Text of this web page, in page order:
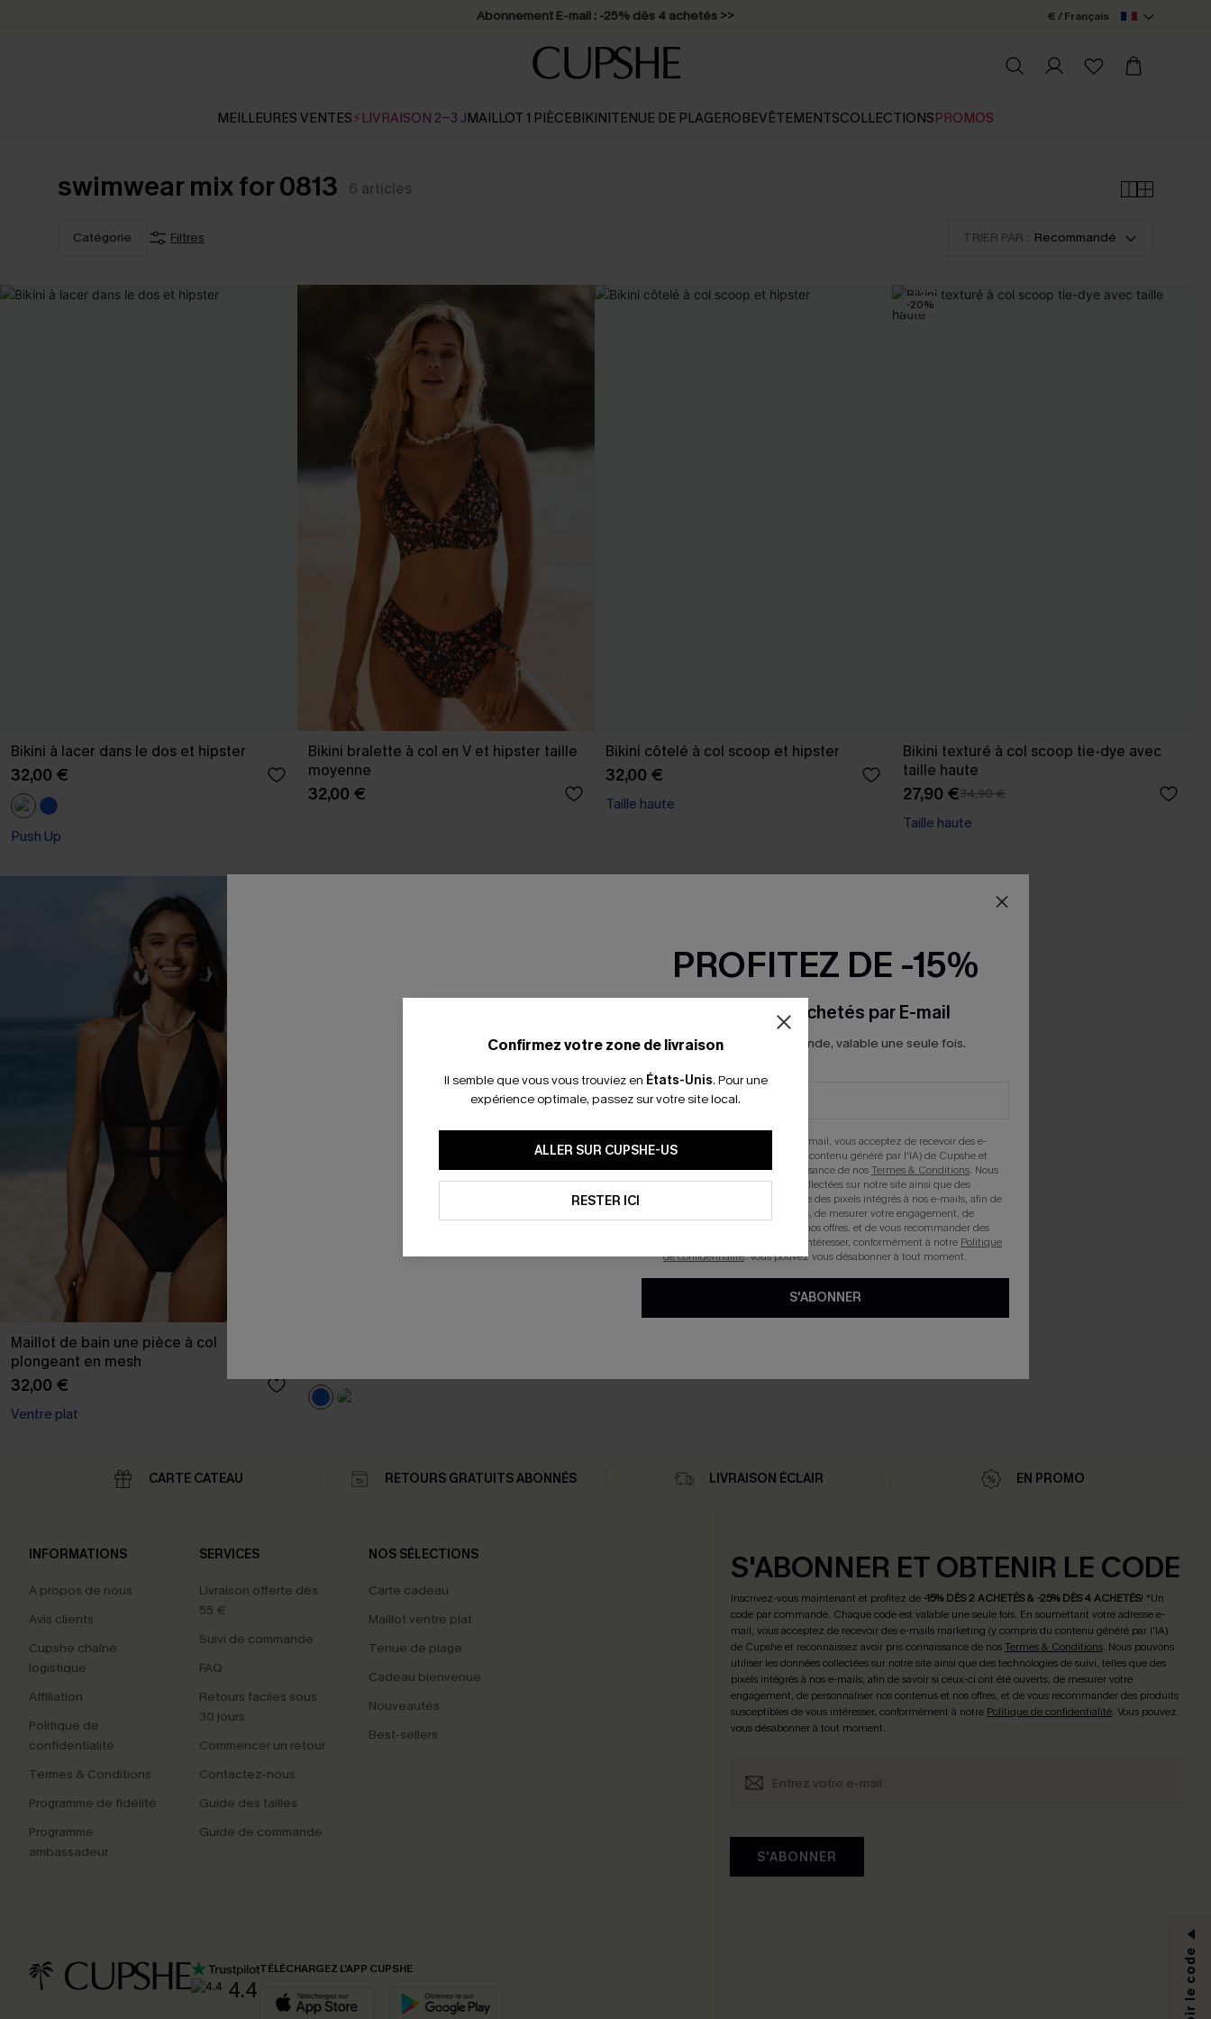
Abonnement E-mail : -25% dès 4 achetés >> € / Français
MEILLEURES VENTES⚡LIVRAISON 2-3 JMAILLOT 1 PIÈCEBIKINITENUE DE PLAGEROBEVÊTEMENTSCOLLECTIONSPROMOS
swimwear mix for 0813 6 articles
Catégorie Filtres TRIER PAR : Recommandé
Bikini à lacer dans le dos et hipster
32,00 €
Push Up
Bikini bralette à col en V et hipster taille
moyenne
32,00 €
Bikini côtelé à col scoop et hipster
32,00 €
Taille haute
-20%
Bikini texturé à col scoop tie-dye avec
taille haute
27,90 €34,90 €
Taille haute
Maillot de bain une pièce à col
plongeant en mesh
32,00 €
Ventre plat
Confirmez votre zone de livraison
Il semble que vous vous trouviez en États-Unis. Pour une
expérience optimale, passez sur votre site local.
ALLER SUR CUPSHE-US
RESTER ICI
CARTE CATEAU RETOURS GRATUITS ABONNÉS LIVRAISON ÉCLAIR EN PROMO
INFORMATIONS
À propos de nous
Avis clients
Cupshe chaîne
logistique
Affiliation
Politique de
confidentialité
Termes & Conditions
Programme de fidélité
Programme
ambassadeur
SERVICES
Livraison offerte dès
55 €
Suivi de commande
FAQ
Retours faciles sous
30 jours
Commencer un retour
Contactez-nous
Guide des tailles
Guide de commande
NOS SÉLECTIONS
Carte cadeau
Maillot ventre plat
Tenue de plage
Cadeau bienvenue
Nouveautés
Best-sellers
4.4
TÉLÉCHARGEZ L’APP CUPSHE
S'ABONNER ET OBTENIR LE CODE
Inscrivez-vous maintenant et profitez de -15% DÈS 2 ACHETÉS & -25% DÈS 4 ACHETÉS! *Un
code par commande. Chaque code est valable une seule fois. En soumettant votre adresse e-
mail, vous acceptez de recevoir des e-mails marketing (y compris du contenu généré par l'IA)
de Cupshe et reconnaissez avoir pris connaissance de nosTermes & Conditions. Nous pouvons
utiliser les données collectées sur notre site ainsi que des technologies de suivi, telles que des
pixels intégrés à nos e-mails, afin de savoir si ceux-ci ont été ouverts, de mesurer votre
engagement, de personnaliser nos contenus et nos offres, et de vous recommander des produits
susceptibles de vous intéresser, conformément à notre Politique de confidentialité. Vous pouvez
vous désabonner à tout moment.
S'ABONNER
PROFITEZ DE -15%
-15% dès 2 Achetés par E-mail
*Un code par commande, valable une seule fois.
En soumettant votre adresse e-mail, vous acceptez de recevoir des e-
mails marketing (y compris du contenu généré par l'IA) de Cupshe et
reconnaissez avoir pris connaissance de nosTermes & Conditions. Nous
pouvons utiliser les données collectées sur notre site ainsi que des
technologies de suivi, telles que des pixels intégrés à nos e-mails, afin de
savoir si ceux-ci ont été ouverts, de mesurer votre engagement, de
personnaliser nos contenus et nos offres, et de vous recommander des
produits susceptibles de vous intéresser, conformément à notre Politique
de confidentialité. Vous pouvez vous désabonner à tout moment.
S'ABONNER